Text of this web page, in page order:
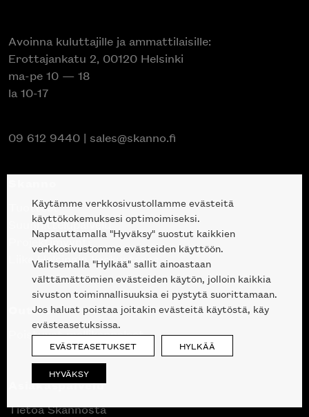
Avoinna kuluttajille ja ammattilaisille:
Erottajankatu 2, 00120 Helsinki
ma-pe 10 — 18
la 10-17
09 612 9440 | sales@skanno.fi
Tuotteet
Suunnittelupalvelu
Projektimyynti
Liike Helsingin keskustassa
Outlet
Poistuvat mallikappaleet
Asiakaspalvelu
Tietoa Skannosta
Käytämme verkkosivustollamme evästeitä
käyttökokemuksesi optimoimiseksi.
Napsauttamalla "Hyväksy" suostut kaikkien
verkkosivustomme evästeiden käyttöön.
Valitsemalla "Hylkää" sallit ainoastaan
välttämättömien evästeiden käytön, jolloin kaikkia
sivuston toiminnallisuuksia ei pystytä suorittamaan.
Jos haluat poistaa joitakin evästeitä käytöstä, käy
evästeasetuksissa.
EVÄSTEASETUKSET HYLKÄÄ
HYVÄKSY